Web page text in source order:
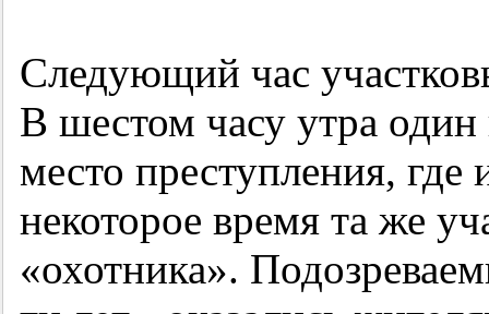
Следующий час
В шестом часу утра один
место преступления,
некоторое время та же
«охотника».